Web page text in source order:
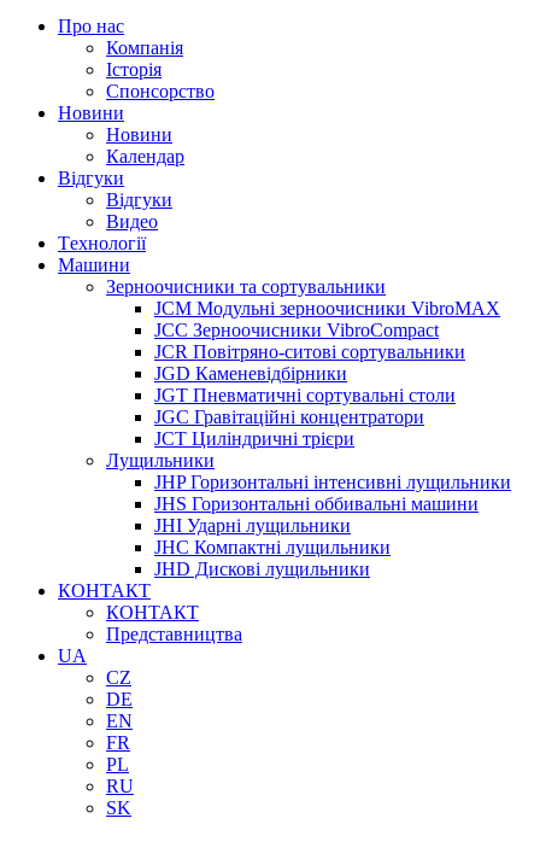
Про нас
Компанія
Історія
Спонсорство
Новини
Новини
Календар
Відгуки
Відгуки
Видео
Tехнології
Машини
Зерноочисники та сортувальники
JCM Модульні зерноочисники VibroMAX
JCC Зерноочисники VibroCompact
JCR Повітряно-ситові сортувальники
JGD Каменевідбірники
JGT Пневматичні сортувальні столи
JGC Гравітаційні концентратори
JCT Циліндричні трієри
Лущильники
JHP Горизонтальні інтенсивні лущильники
JHS Горизонтальні оббивальні машини
JHI Ударні лущильники
JHC Компактні лущильники
JHD Дискові лущильники
КОНТАКТ
КОНТАКТ
Представництва
UA
CZ
DE
EN
FR
PL
RU
SK